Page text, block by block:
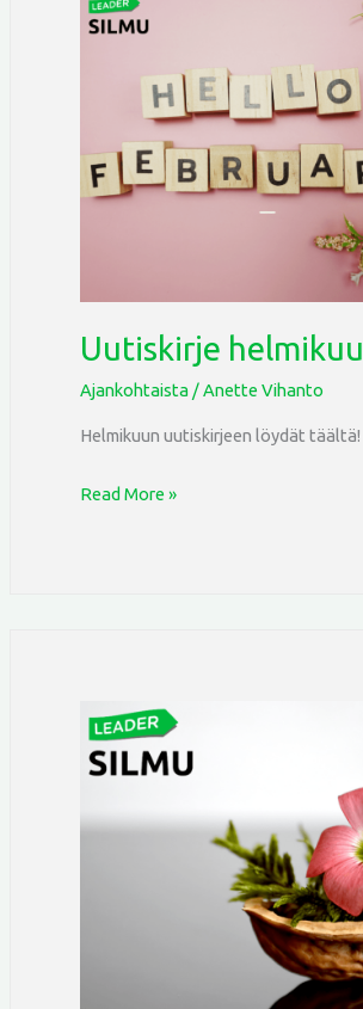
Uutiskirje helmikuu
Ajankohtaista /Anette Vihanto
Helmikuun uutiskirjeen löydät täältä!
helmikuu
Read More »
Leader-
tuet
pähkinänkuoressa